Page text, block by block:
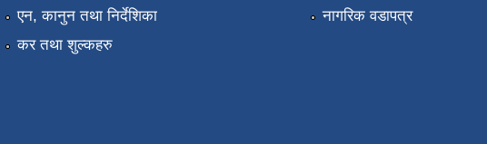
एन, कानुन तथा निर्देशिका
कर तथा शुल्कहरु
नागरिक वडापत्र